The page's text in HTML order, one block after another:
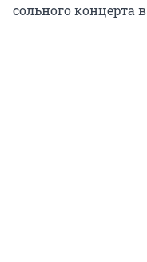
сольного концерта